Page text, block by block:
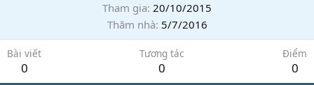
Tham gia 20/10/2015
Thăm nhà 5/7/2016
Bài viết
0
Tương tác
0
Điểm
0